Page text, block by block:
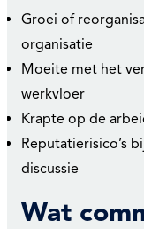
Groei of
organisatie
Moeite met het
werkvloer
Krapte op de
Reputatierisico’s
discussie
Wat